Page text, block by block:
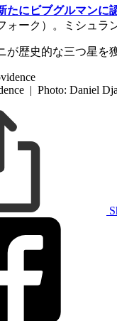
たにビブグルマンに
ォーク）。ミシュラ
が歴史的な三つ星を
| Photo: Daniel